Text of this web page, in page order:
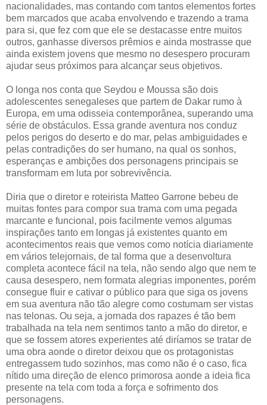
nacionalidades, mas contando com tantos elementos fortes
bem marcados que acaba envolvendo e trazendo a trama
para si, que fez com que ele se destacasse entre muitos
outros, ganhasse diversos prêmios e ainda mostrasse que
ainda existem jovens que mesmo no desespero procuram
ajudar seus próximos para alcançar seus objetivos.
O longa nos conta que Seydou e Moussa são dois
adolescentes senegaleses que partem de Dakar rumo à
Europa, em uma odisseia contemporânea, superando uma
série de obstáculos. Essa grande aventura nos conduz
pelos perigos do deserto e do mar, pelas ambiguidades e
pelas contradições do ser humano, na qual os sonhos,
esperanças e ambições dos personagens principais se
transformam em luta por sobrevivência.
Diria que o diretor e roteirista Matteo Garrone bebeu de
muitas fontes para compor sua trama com uma pegada
marcante e funcional, pois facilmente vemos algumas
inspirações tanto em longas já existentes quanto em
acontecimentos reais que vemos como notícia diariamente
em vários telejornais, de tal forma que a desenvoltura
completa acontece fácil na tela, não sendo algo que nem te
causa desespero, nem formata alegrias imponentes, porém
consegue fluir e cativar o público para que siga os jovens
em sua aventura não tão alegre como costumam ser vistas
nas telonas. Ou seja, a jornada dos rapazes é tão bem
trabalhada na tela nem sentimos tanto a mão do diretor, e
que se fossem atores experientes até diríamos se tratar de
uma obra aonde o diretor deixou que os protagonistas
entregassem tudo sozinhos, mas como não é o caso, fica
nítido uma direção de elenco primorosa aonde a ideia fica
presente na tela com toda a força e sofrimento dos
personagens.